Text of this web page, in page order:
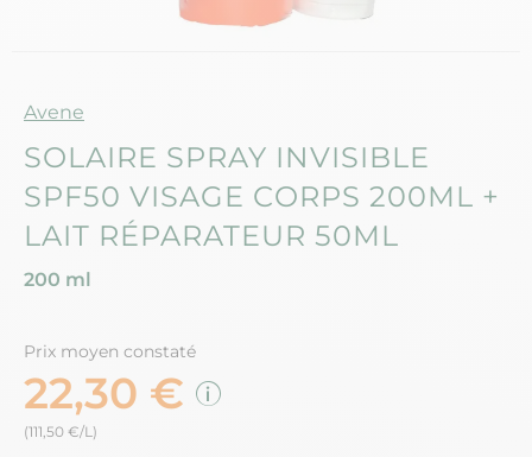
Marque
Avene
SOLAIRE SPRAY INVISIBLE
SPF50 VISAGE CORPS 200ML +
LAIT RÉPARATEUR 50ML
200 ml
Prix moyen constaté
22,30 €
(111,50 €/L)